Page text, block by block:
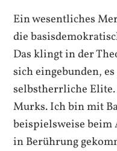
Ein wesentliches
die
Das klingt in der
sich eingebunden,
selbstherrliche
Murks. Ich bin mit
beispielsweise
in Berührung